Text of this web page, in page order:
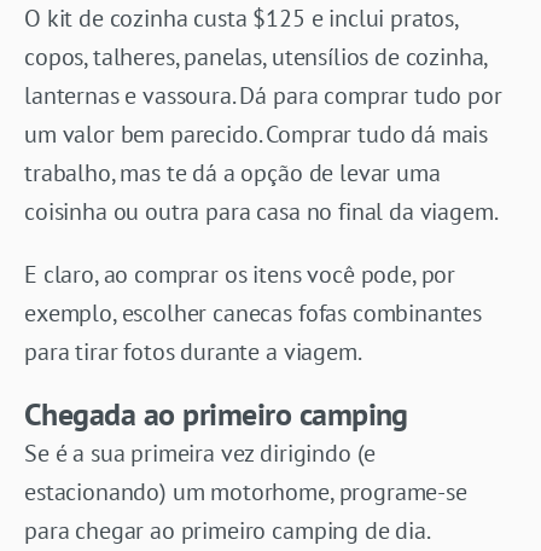
O kit de cozinha custa $125 e inclui pratos,
copos, talheres, panelas, utensílios de cozinha,
lanternas e vassoura. Dá para comprar tudo por
um valor bem parecido. Comprar tudo dá mais
trabalho, mas te dá a opção de levar uma
coisinha ou outra para casa no final da viagem.
E claro, ao comprar os itens você pode, por
exemplo, escolher canecas fofas combinantes
para tirar fotos durante a viagem.
Chegada ao primeiro camping
Se é a sua primeira vez dirigindo (e
estacionando) um motorhome, programe-se
para chegar ao primeiro camping de dia.